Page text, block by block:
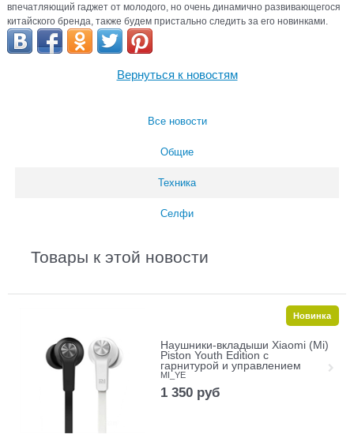
впечатляющий гаджет от молодого, но очень динамично развивающегося
китайского бренда, также будем пристально следить за его новинками.
Вернуться к новостям
Все новости
Общие
Техника
Селфи
Товары к этой новости
Наушники-вкладыши Xiaomi (Mi)
Piston Youth Edition с
гарнитурой и управлением
MI_YE
1 350 руб
Новинка